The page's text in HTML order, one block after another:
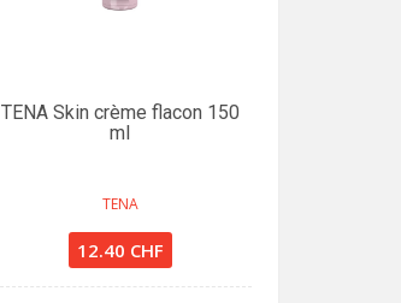
TENA Skin crème flacon 150
ml
TENA
12.40 CHF